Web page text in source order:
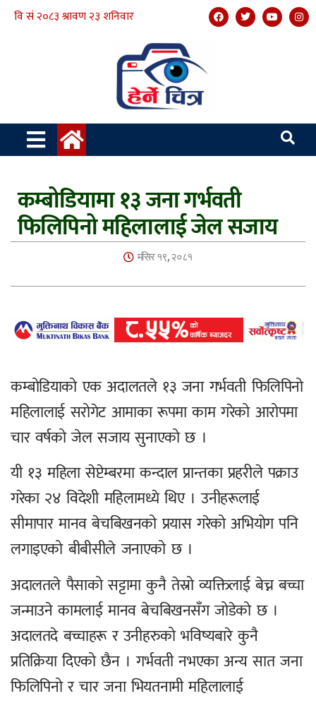
कम्बोडियामा १३ जना गर्भवती
फिलिपिनो महिलालाई जेल सजाय
मंसिर १९, २०८१
कम्बोडियाको एक अदालतले १३ जना गर्भवती फिलिपिनो
महिलालाई सरोगेट आमाका रूपमा काम गरेको आरोपमा
चार वर्षको जेल सजाय सुनाएको छ ।
यी १३ महिला सेप्टेम्बरमा कन्दाल प्रान्तका प्रहरीले पक्राउ
गरेका २४ विदेशी महिलामध्ये थिए । उनीहरूलाई
सीमापार मानव बेचबिखनको प्रयास गरेको अभियोग पनि
लगाइएको बीबीसीले जनाएको छ ।
अदालतले पैसाको सट्टामा कुनै तेस्रो व्यक्तिलाई बेच्न बच्चा
जन्माउने कामलाई मानव बेचबिखनसँग जोडेको छ ।
अदालतदे बच्चाहरू र उनीहरुको भविष्यबारे कुनै
प्रतिक्रिया दिएको छैन । गर्भवती नभएका अन्य सात जना
फिलिपिनो र चार जना भियतनामी महिलालाई